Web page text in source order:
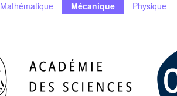
Mathématique Mécanique Physique